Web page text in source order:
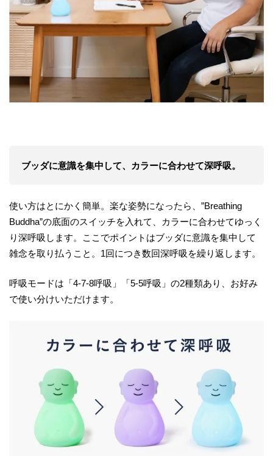
ブッダに意識を集中して、カラーに合わせて深呼吸。
使い方はとにかく簡単。楽な姿勢になったら、”Breathing
Buddha”の底面のスイッチを入れて、カラーに合わせてゆっく
り深呼吸します。ここでポイントはブッダに意識を集中して
雑念を取り払うこと。1回につき数回深呼吸を繰り返します。
呼吸モードは「4-7-8呼吸」「5-5呼吸」の2種類あり、お好み
で使い分けいただけます。